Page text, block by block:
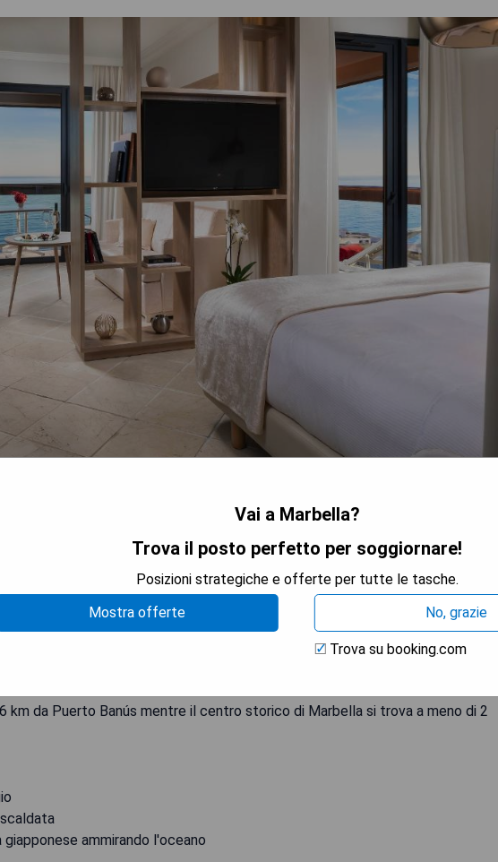
fronte al mare, a 15 minuti a piedi dal centro storico di Marbella. Offre 3
spa; ogni lussuosa camera dispone di un grande televisore al plasma. Le
offrono vista sul mare, sui giardini dell'hotel o sulle montagne. Sono
elettronica e minibar. Tutte le camere dispongono di connessione WiFi
gratuito alla piscina coperta riscaldata e alla palestra. L'hotel dispone
da paddle. La spa include bagno turco, vasca idromassaggio e sauna ed offre
anche un ristorante griglia specializzato in bistecche e piatti mediterranei e
giapponese con vista sull'oceano. Situato sulla popolare Costa del Sol,
km da Puerto Banús mentre il centro storico di Marbella si trova a meno di 2
ammirando l'oceano
Vai a Marbella?
Trova il posto perfetto per soggiornare!
Posizioni strategiche e offerte per tutte le tasche.
Mostra offerte
No, grazie
Trova su booking.com